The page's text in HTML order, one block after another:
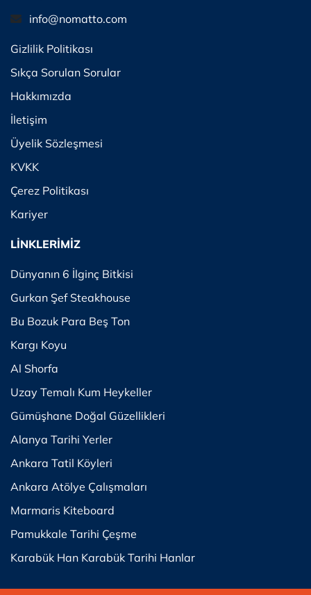
info@nomatto.com
Gizlilik Politikası
Sıkça Sorulan Sorular
Hakkımızda
İletişim
Üyelik Sözleşmesi
KVKK
Çerez Politikası
Kariyer
LİNKLERİMİZ
Dünyanın 6 İlginç Bitkisi
Gurkan Şef Steakhouse
Bu Bozuk Para Beş Ton
Kargı Koyu
Al Shorfa
Uzay Temalı Kum Heykeller
Gümüşhane Doğal Güzellikleri
Alanya Tarihi Yerler
Ankara Tatil Köyleri
Ankara Atölye Çalışmaları
Marmaris Kiteboard
Pamukkale Tarihi Çeşme
Karabük Han Karabük Tarihi Hanlar